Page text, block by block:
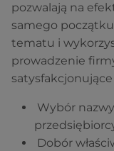
pozwalają na
samego
tematu i
prowadzenie
Wybór
Dobór